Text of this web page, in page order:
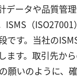
ータや品質管
（
す。当社の
す。取引先か
願いのように、